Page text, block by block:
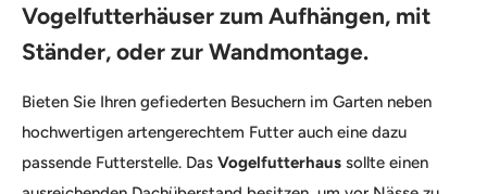
Vogelfutterhäuser zum Aufhängen, mit
Ständer, oder zur Wandmontage.
Bieten Sie Ihren gefiederten Besuchern im Garten neben
hochwertigen artengerechtem Futter auch eine dazu
passende Futterstelle. Das Vogelfutterhaus sollte einen